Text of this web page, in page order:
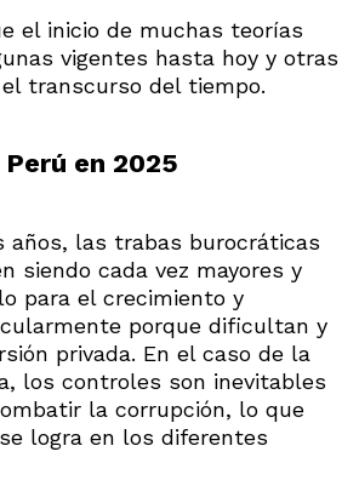
el inicio de muchas teorías
vigentes hasta hoy y otras
transcurso del tiempo.
en 2025
años, las trabas burocráticas
siendo cada vez mayores y
para el crecimiento y
porque dificultan y
privada. En el caso de la
los controles son inevitables
la corrupción, lo que
logra en los diferentes